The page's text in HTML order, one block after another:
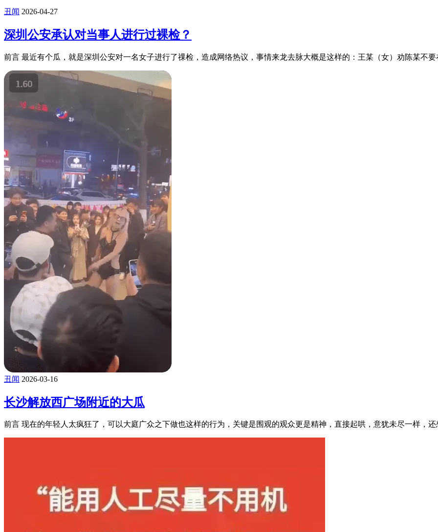
丑闻 2026-04-27
深圳公安承认对当事人进行过裸检？
前言 最近有个瓜，就是深圳公安对一名女子进行了祼检，造成网络热议，事情来龙去脉大概是这样的：王某（女）劝陈某不要
丑闻 2026-03-16
长沙解放西广场附近的大瓜
前言 现在的年轻人太疯狂了，可以大庭广众之下做也这样的行为，关键是围观的观众更是精神，直接起哄，意犹未尽一样，还